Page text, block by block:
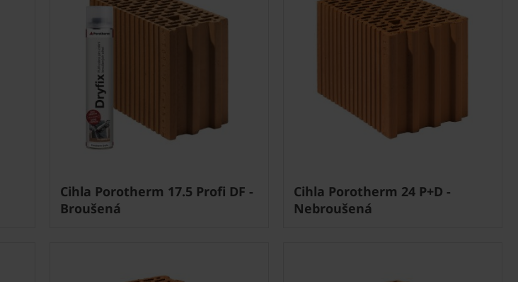
Cihla Porotherm 17.5 Profi DF -
Broušená
Cihla Porotherm 24 P+D -
Nebroušená